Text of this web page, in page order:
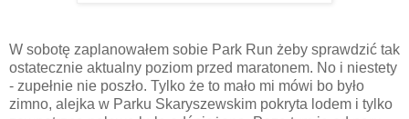
W sobotę zaplanowałem sobie Park Run żeby sprawdzić tak
ostatecznie aktualny poziom przed maratonem. No i niestety
- zupełnie nie poszło. Tylko że to mało mi mówi bo było
zimno, alejka w Parku Skaryszewskim pokryta lodem i tylko